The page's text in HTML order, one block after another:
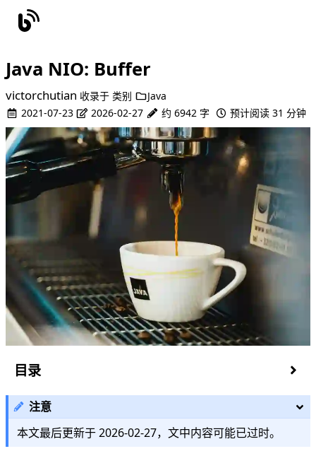
Java NIO: Buffer
victorchutian 收录于 类别
Java
2021-07-23
2026-02-27 约 6942 字 预计阅读 31 分钟
目录
Buffer
类簇
Buffer 分配
注意
本文最后更新于2026-02-27，文中内容可能已过时。